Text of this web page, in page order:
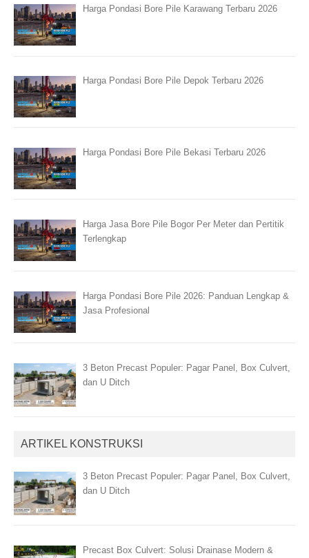
Harga Pondasi Bore Pile Karawang Terbaru 2026
Harga Pondasi Bore Pile Depok Terbaru 2026
Harga Pondasi Bore Pile Bekasi Terbaru 2026
Harga Jasa Bore Pile Bogor Per Meter dan Pertitik
Terlengkap
Harga Pondasi Bore Pile 2026: Panduan Lengkap &
Jasa Profesional
3 Beton Precast Populer: Pagar Panel, Box Culvert,
dan U Ditch
ARTIKEL KONSTRUKSI
3 Beton Precast Populer: Pagar Panel, Box Culvert,
dan U Ditch
Precast Box Culvert: Solusi Drainase Modern &